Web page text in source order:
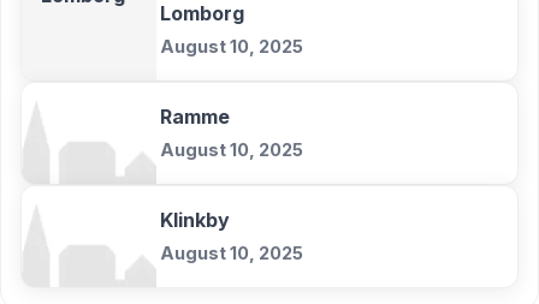
Lomborg
August 10, 2025
Ramme
August 10, 2025
Klinkby
August 10, 2025